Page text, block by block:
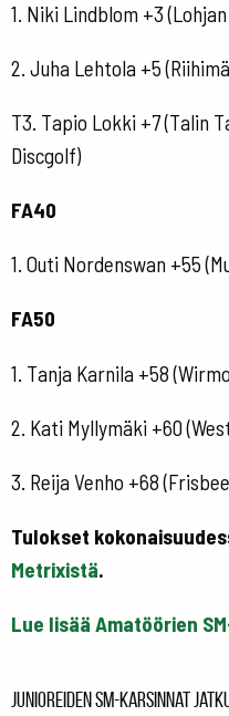
1. Niki Lindblom +3
2. Juha Lehtola +5
T3. Tapio Lokki +7 (Talin
Discgolf)
FA40
1. Outi Nordenswan +55
FA50
1. Tanja Karnila +58
2. Kati Myllymäki +60
3. Reija Venho +68
Tulokset
Metrixistä.
Lue lisää Amatöörien
Junioreiden SM-karsinnat